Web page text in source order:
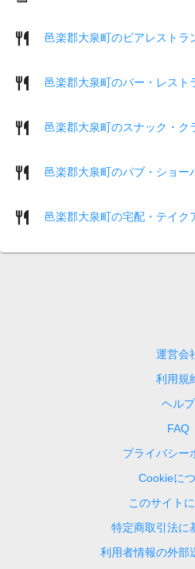
邑楽郡大泉町のビアレストラ
邑楽郡大泉町のバー・レスト
邑楽郡大泉町のスナック・ク
邑楽郡大泉町のパブ・ショー
邑楽郡大泉町の宅配・テイク
運営会
利用規
ヘルプ
FAQ
プライバシー
Cookieに
このサイト
特定商取引法に
利用者情報の外部